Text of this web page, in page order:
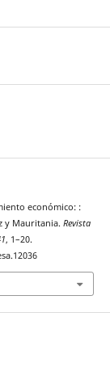
económico: :
y Mauritania. Revista
, 1–20.